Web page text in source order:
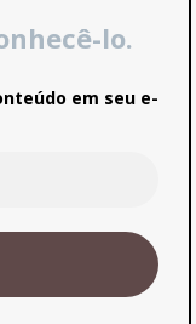
lo.
em seu e-